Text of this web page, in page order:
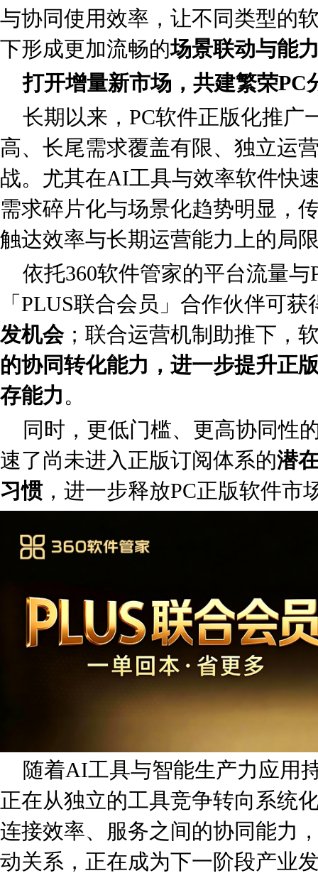
与协同使用效率，让不同类型的
下形成更加流畅的场景联动与能
打开增量新市场，共建繁荣PC
长期以来，PC软件正版化推广
高、长尾需求覆盖有限、独立运
战。尤其在AI工具与效率软件快
需求碎片化与场景化趋势明显，
触达效率与长期运营能力上的局
依托360软件管家的平台流量与
「PLUS联合会员」合作伙伴可获
发机会；联合运营机制助推下，
的协同转化能力，进一步提升正
存能力。
同时，更低门槛、更高协同性
速了尚未进入正版订阅体系的潜
习惯，进一步释放PC正版软件市
随着AI工具与智能生产力应用
正在从独立的工具竞争转向系统
连接效率、服务之间的协同能力
动关系，正在成为下一阶段产业